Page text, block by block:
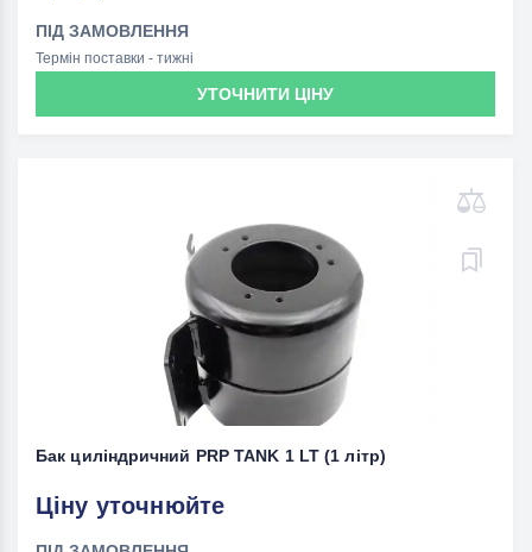
ПІД ЗАМОВЛЕННЯ
Термін поставки - тижні
УТОЧНИТИ ЦІНУ
Бак циліндричний PRP TANK 1 LT (1 літр)
Ціну уточнюйте